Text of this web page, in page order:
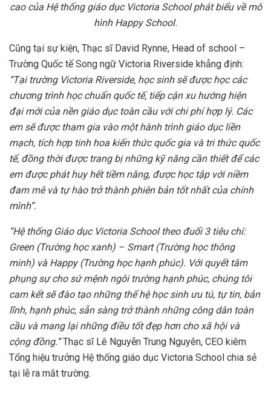
cao của Hệ thống giáo dục Victoria School phát biểu về mô
hình Happy School.
Cũng tại sự kiện, Thạc sĩ David Rynne, Head of school –
Trường Quốc tế Song ngữ Victoria Riverside khẳng định:
“Tại trườngVictoria Riverside, học sinh sẽ đượchọccác
chương trình học chuẩn quốc tế, tiếp cận xu hướng hiện
đại mới của nền giáo dục toàn cầuvới chi phí hợp lý. Các
em sẽ được thamgia vào một hành trình giáo dục liền
mạch, tích hợp tinh hoa kiến thức quốc gia và tri thức quốc
tế, đồngthời được trang bị những kỹ năng cần thiết đểcác
em được phát huy hết tiềm năng, được học tập với niềm
đam mê và tự hào trở thành phiên bản tốt nhất của chính
mình”.
“Hệ thống Giáo dục Victoria School theo đuổi 3 tiêu chí:
Green (Trường học xanh) – Smart (Trường học thông
minh) và Happy (Trường học hạnh phúc). Với quyết tâm
phụng sự cho sứ mệnh ngôi trường hạnh phúc, chúng tôi
cam kết sẽ đào tạo những thế hệ học sinh ưu tú, tự tin, bản
lĩnh, hạnh phúc, sẵn sàng trở thành những công dân toàn
cầu và mang lại những điều tốt đẹp hơn cho xã hội và
cộng đồng.”Thạc sĩ Lê Nguyễn Trung Nguyên, CEO kiêm
Tổng hiệu trưởng Hệ thống giáo dục Victoria School chia sẻ
tại lễ ra mắt trường.